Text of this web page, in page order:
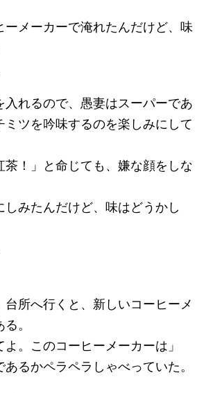
ーメーカーで淹れたんだけど、味
入れるので、愚妻はスーパーであ
ミツを吟味するのを楽しみにして
茶！」と命じても、嫌な顔をしな
しみたんだけど、味はどうかし
台所へ行くと、新しいコーヒーメ
。
よ。このコーヒーメーカーは」
るかペラペラしゃべっていた。